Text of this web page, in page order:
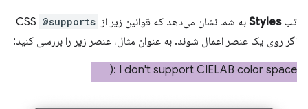
تبStyles به شما نشان می‌دهد که قوانین زیر از CSS @supports
اگر روی یک عنصر اعمال شوند. به عنوان مثال، عنصر زیر را بررسی کنید: